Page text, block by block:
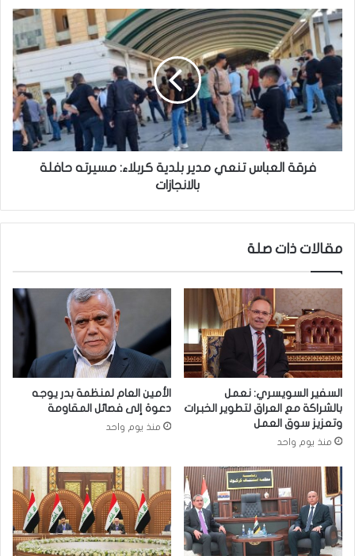
ا
ل
ز
ع
ا
م
ت
ي
س
ا
ب
ق
ة
م
ر
ف
و
ض
ة
م
ن
ق
ب
ف
ر
ق
ة
ا
ل
ع
ب
ا
م
ب
ل
د
ي
ك
ر
ب
ا
ء
:
م
س
ي
فرقة العباس تنعي مدير بلدية كربلاء: مسيرته حافلة
بالانجازات
مقالات ذات صلة
السفير السويسري: نعمل
بالشراكة مع العراق لتطوير الخبرات
وتعزيز سوق العمل
منذ يوم واحد
الأمين العام لمنظمة بدر يوجه
دعوة إلى فصائل المقاومة
منذ يوم واحد